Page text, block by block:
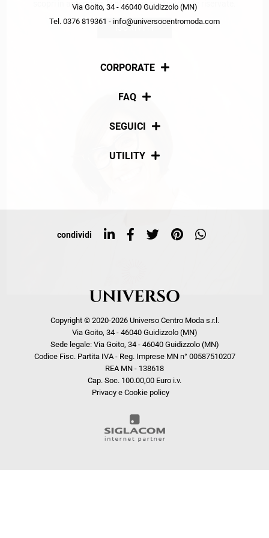
Via Goito, 34 - 46040 Guidizzolo (MN)
Tel. 0376 819361 - info@universocentromoda.com
CORPORATE
Chi siamo
FAQ
Pagamenti
SEGUICI
Social
UTILITY
Top ricerche
condividi
Copyright © 2020-2026 Universo Centro Moda s.r.l.
Via Goito, 34 - 46040 Guidizzolo (MN)
Sede legale: Via Goito, 34 - 46040 Guidizzolo (MN)
Codice Fisc. Partita IVA - Reg. Imprese MN n° 00587510207
REA MN - 138618
Cap. Soc. 100.00,00 Euro i.v.
Privacy e Cookie policy
scopri in anteprima le offerte in esclusiva a te riservate.
ISCRIVITI